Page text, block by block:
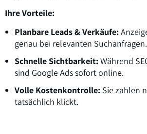
Ihre Vorteile:
Planbare Leads & Verkäufe:
genau bei relevanten Suchanfragen.
Schnelle Sichtbarkeit: Während
sind Google Ads sofort online.
Volle Kostenkontrolle: Sie zahlen
tatsächlich klickt.